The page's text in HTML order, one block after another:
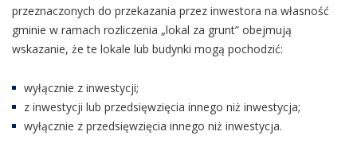
przeznaczonych do przekazania przez inwestora na własność
gminie w ramach rozliczenia „lokal za grunt” obejmują
wskazanie, że te lokale lub budynki mogą pochodzić:
wyłącznie z inwestycji;
z inwestycji lub przedsięwzięcia innego niż inwestycja;
wyłącznie z przedsięwzięcia innego niż inwestycja.